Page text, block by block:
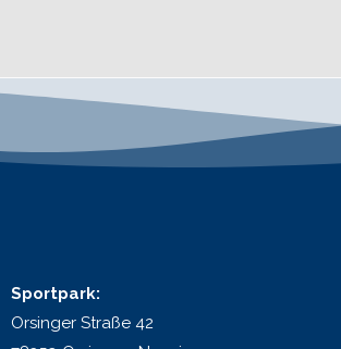
Sportpark:
Orsinger Straße 42